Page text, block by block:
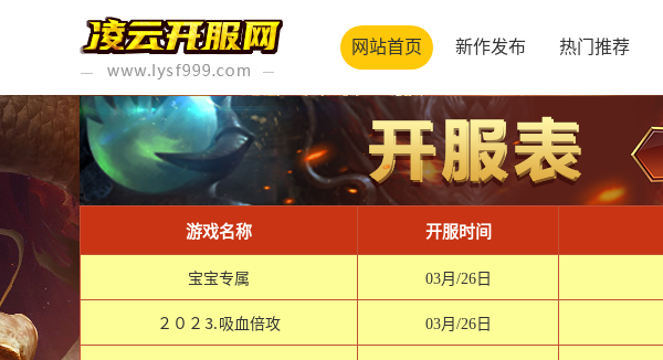
网站首页 新作发布 热门推荐
游戏名称 开服时间
宝宝专属 03月/26日
２０２⒊吸血倍攻 03月/26日